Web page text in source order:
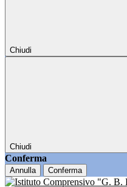
Chiudi
Chiudi
Conferma
Annulla Conferma